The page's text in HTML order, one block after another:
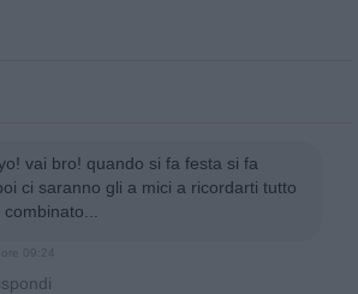
vai bro! quando si fa festa si fa
ci saranno gli a mici a ricordarti tutto
09:24